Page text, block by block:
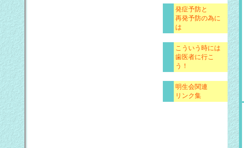
発症予防と
再発予防の為に
は
こういう時には
歯医者に行こ
う！
明生会関連
リンク集